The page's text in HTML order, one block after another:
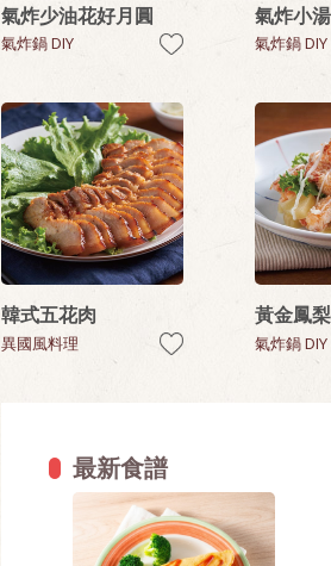
氣炸少油花好月圓
氣炸鍋 DIY
氣炸小
氣炸鍋 DIY
韓式五花肉
異國風料理
黃金鳳
氣炸鍋 DIY
最新食譜